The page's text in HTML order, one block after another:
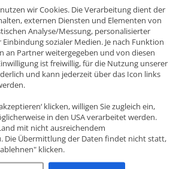
/ VW – 1.8 20V Turbo (AVC, ANB, AWU, AEB,
detailed specification
86.40mm
ratio
8.5:1
wir Cookies. Die Verarbeitung dient der
externen Diensten und Elementen von
Analyse/Messung, personalisierter
sozialer Medien. Je nach Funktion
an Partner weitergegeben und von diesen
ist freiwillig, für die Nutzung unserer
und kann jederzeit über das Icon links
klicken, willigen Sie zugleich ein,
in den USA verarbeitet werden.
mit nicht ausreichendem
Die Übermittlung der Daten findet nicht statt,
klicken.